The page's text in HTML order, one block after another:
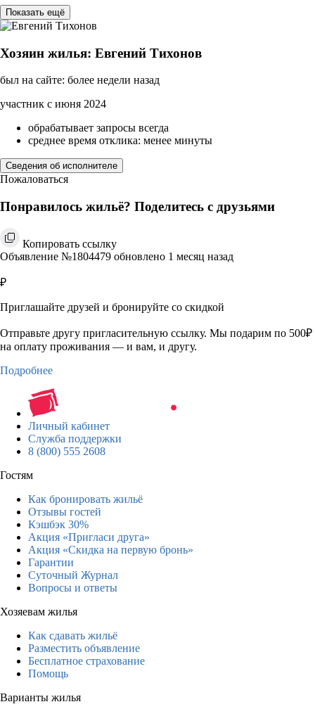
Показать ещё
Хозяин жилья: Евгений Тихонов
был на сайте: более недели назад
участник с июня 2024
обрабатывает запросы всегда
среднее время отклика: менее минуты
Сведения об исполнителе
Пожаловаться
Понравилось жильё? Поделитесь с друзьями
Копировать ссылку
Объявление №1804479 обновлено 1 месяц назад
₽
Приглашайте друзей и бронируйте со скидкой
Отправьте другу пригласительную ссылку. Мы подарим по 500₽
на оплату проживания — и вам, и другу.
Подробнее
Личный кабинет
Служба поддержки
8 (800) 555 2608
Гостям
Как бронировать жильё
Отзывы гостей
Кэшбэк 30%
Акция «Пригласи друга»
Акция «Скидка на первую бронь»
Гарантии
Суточный Журнал
Вопросы и ответы
Хозяевам жилья
Как сдавать жильё
Разместить объявление
Бесплатное страхование
Помощь
Варианты жилья